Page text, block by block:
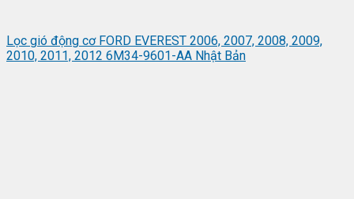
Lọc gió động cơ FORD EVEREST 2006, 2007, 2008, 2009,
2010, 2011, 2012 6M34-9601-AA Nhật Bản